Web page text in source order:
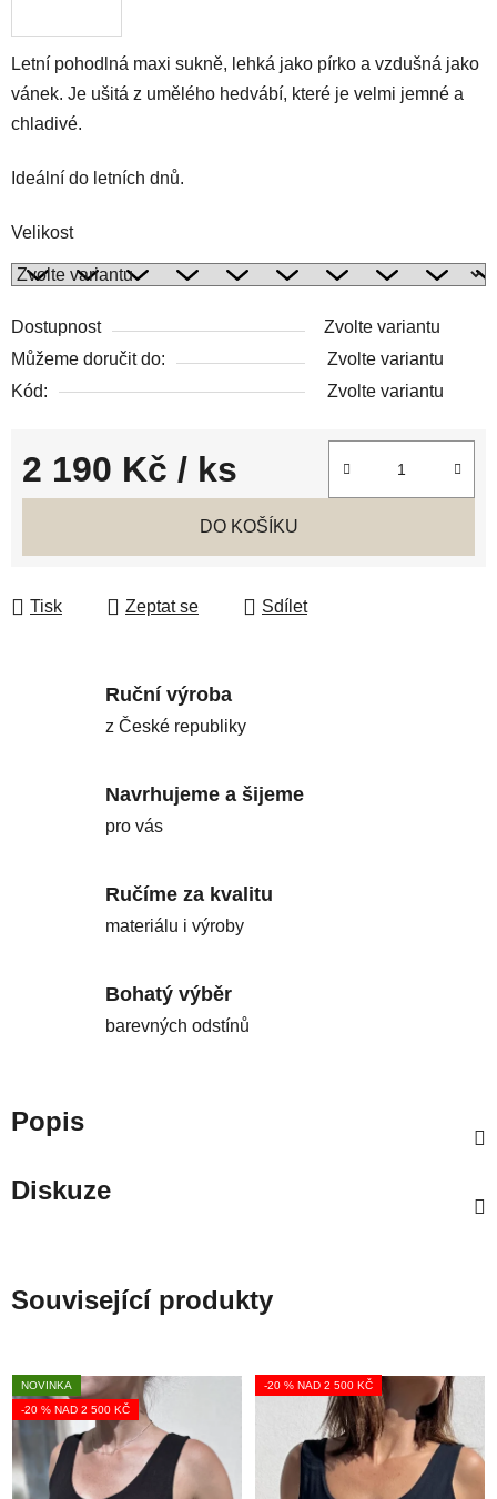
Letní pohodlná maxi sukně, lehká jako pírko a vzdušná jako
vánek. Je ušitá z umělého hedvábí, které je velmi jemné a
chladivé.
Ideální do letních dnů.
Velikost
Dostupnost
Zvolte variantu
Můžeme doručit do:
Zvolte variantu
Kód:
Zvolte variantu
2 190 Kč / ks
Měrná cena:
DO KOŠÍKU
Tisk Zeptat se Sdílet
Ruční výroba
z České republiky
Navrhujeme a šijeme
pro vás
Ručíme za kvalitu
materiálu i výroby
Bohatý výběr
barevných odstínů
Popis
Diskuze
Související produkty
NOVINKA
-20 % NAD 2 500 KČ
-20 % NAD 2 500 KČ